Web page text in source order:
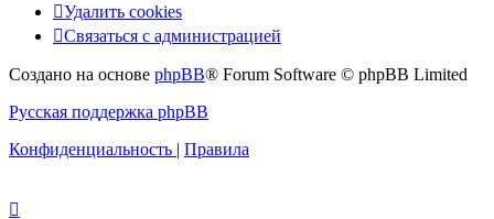
Удалить cookies
Связаться с администрацией
Создано на основе phpBB® Forum Software © phpBB Limited
Русская поддержка phpBB
Конфиденциальность | Правила